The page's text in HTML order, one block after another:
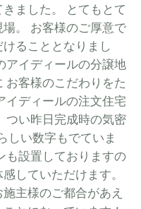
ました。 とてもとて
。 お客様のご厚意で
ることとなりまし
アイディールの分譲地
お客様のこだわりをた
イディールの注文住宅
つい昨日完成時の気密
しい数字もでていま
も設置しておりますの
していただけます。
主様のご都合があえ